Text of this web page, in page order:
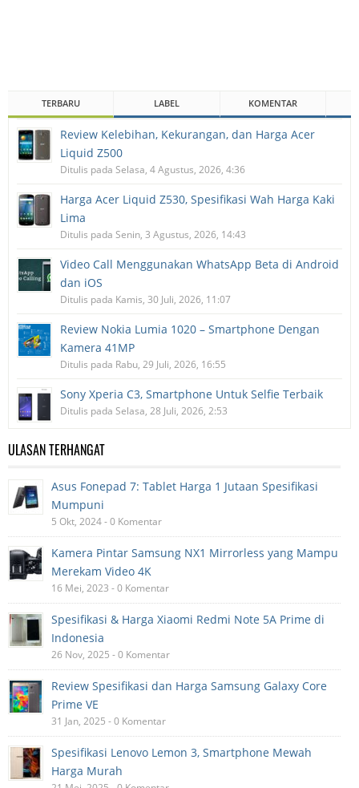
TERBARU LABEL KOMENTAR
Review Kelebihan, Kekurangan, dan Harga Acer
Liquid Z500
Ditulis pada Selasa, 4 Agustus, 2026, 4:36
Harga Acer Liquid Z530, Spesifikasi Wah Harga Kaki
Lima
Ditulis pada Senin, 3 Agustus, 2026, 14:43
Video Call Menggunakan WhatsApp Beta di Android
dan iOS
Ditulis pada Kamis, 30 Juli, 2026, 11:07
Review Nokia Lumia 1020 – Smartphone Dengan
Kamera 41MP
Ditulis pada Rabu, 29 Juli, 2026, 16:55
Sony Xperia C3, Smartphone Untuk Selfie Terbaik
Ditulis pada Selasa, 28 Juli, 2026, 2:53
ULASAN TERHANGAT
Asus Fonepad 7: Tablet Harga 1 Jutaan Spesifikasi
Mumpuni
5 Okt, 2024 - 0 Komentar
Kamera Pintar Samsung NX1 Mirrorless yang Mampu
Merekam Video 4K
16 Mei, 2023 - 0 Komentar
Spesifikasi & Harga Xiaomi Redmi Note 5A Prime di
Indonesia
26 Nov, 2025 - 0 Komentar
Review Spesifikasi dan Harga Samsung Galaxy Core
Prime VE
31 Jan, 2025 - 0 Komentar
Spesifikasi Lenovo Lemon 3, Smartphone Mewah
Harga Murah